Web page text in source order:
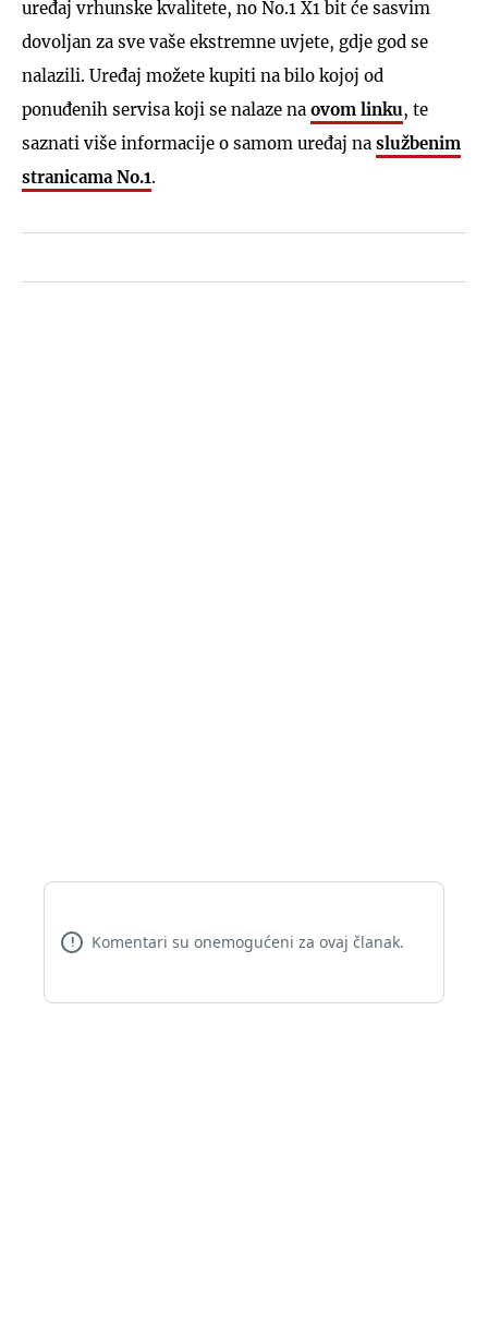
uređaj vrhunske kvalitete, no No.1 X1 bit će sasvim
dovoljan za sve vaše ekstremne uvjete, gdje god se
nalazili. Uređaj možete kupiti na bilo kojoj od
ponuđenih servisa koji se nalaze na ovom linku, te
saznati više informacije o samom uređaj na službenim
stranicama No.1.
! Komentari su onemogućeni za ovaj članak.